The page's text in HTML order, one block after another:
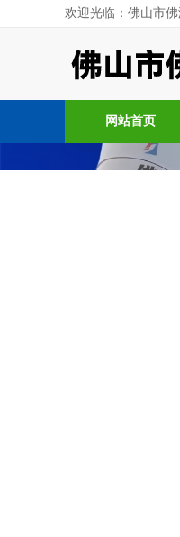
欢迎光临：佛山市
网站首页